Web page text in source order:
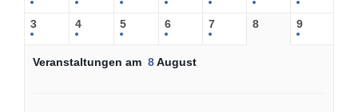
3 4 5 6 7 8 9
Veranstaltungen am 8August